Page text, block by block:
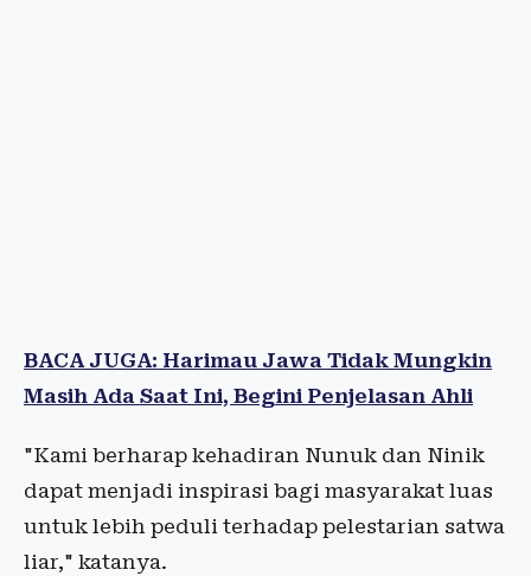
BACA JUGA: Harimau Jawa Tidak Mungkin
Masih Ada Saat Ini, Begini Penjelasan Ahli
"Kami berharap kehadiran Nunuk dan Ninik
dapat menjadi inspirasi bagi masyarakat luas
untuk lebih peduli terhadap pelestarian satwa
liar," katanya.